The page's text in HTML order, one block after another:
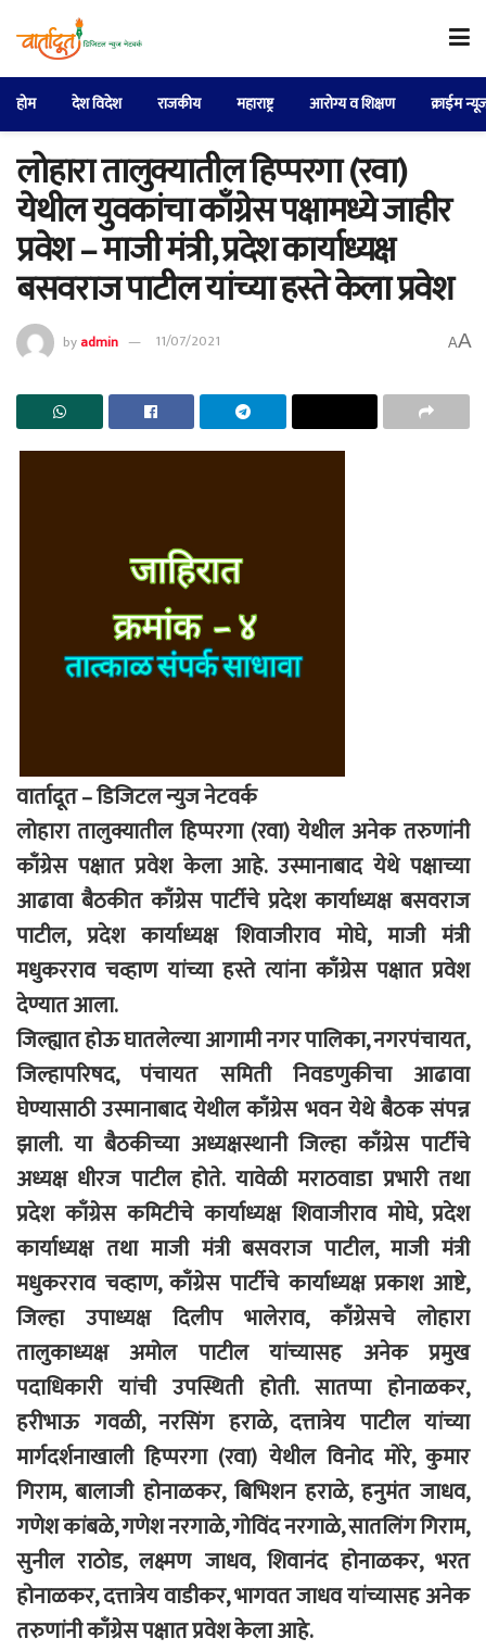
होम देश विदेश राजकीय महाराष्ट्र आरोग्य व शिक्षण क्राईम
लोहारा तालुक्यातील हिप्परगा (रवा)
येथील युवकांचा काँग्रेस पक्षामध्ये जाहीर
प्रवेश – माजी मंत्री, प्रदेश कार्याध्यक्ष
बसवराज पाटील यांच्या हस्ते केला प्रवेश
byadmin 11/07/2021 AA
वार्तादूत – डिजिटल न्युज नेटवर्क
लोहारा तालुक्यातील हिप्परगा (रवा) येथील अनेक तरुणांनी
काँग्रेस पक्षात प्रवेश केला आहे. उस्मानाबाद येथे पक्षाच्या
आढावा बैठकीत काँग्रेस पार्टीचे प्रदेश कार्याध्यक्ष बसवराज
पाटील, प्रदेश कार्याध्यक्ष शिवाजीराव मोघे, माजी मंत्री
मधुकरराव चव्हाण यांच्या हस्ते त्यांना काँग्रेस पक्षात प्रवेश
देण्यात आला.
जिल्ह्यात होऊ घातलेल्या आगामी नगर पालिका, नगरपंचायत,
जिल्हापरिषद, पंचायत समिती निवडणुकीचा आढावा
घेण्यासाठी उस्मानाबाद येथील काँग्रेस भवन येथे बैठक संपन्न
झाली. या बैठकीच्या अध्यक्षस्थानी जिल्हा काँग्रेस पार्टीचे
अध्यक्ष धीरज पाटील होते. यावेळी मराठवाडा प्रभारी तथा
प्रदेश काँग्रेस कमिटीचे कार्याध्यक्ष शिवाजीराव मोघे, प्रदेश
कार्याध्यक्ष तथा माजी मंत्री बसवराज पाटील, माजी मंत्री
मधुकरराव चव्हाण, काँग्रेस पार्टीचे कार्याध्यक्ष प्रकाश आष्टे,
जिल्हा उपाध्यक्ष दिलीप भालेराव, काँग्रेसचे लोहारा
तालुकाध्यक्ष अमोल पाटील यांच्यासह अनेक प्रमुख
पदाधिकारी यांची उपस्थिती होती. सातप्पा होनाळकर,
हरीभाऊ गवळी, नरसिंग हराळे, दत्तात्रेय पाटील यांच्या
मार्गदर्शनाखाली हिप्परगा (रवा) येथील विनोद मोरे, कुमार
गिराम, बालाजी होनाळकर, बिभिशन हराळे, हनुमंत जाधव,
गणेश कांबळे, गणेश नरगाळे, गोविंद नरगाळे, सातलिंग गिराम,
सुनील राठोड, लक्ष्मण जाधव, शिवानंद होनाळकर, भरत
होनाळकर, दत्तात्रेय वाडीकर, भागवत जाधव यांच्यासह अनेक
तरुणांनी काँग्रेस पक्षात प्रवेश केला आहे.